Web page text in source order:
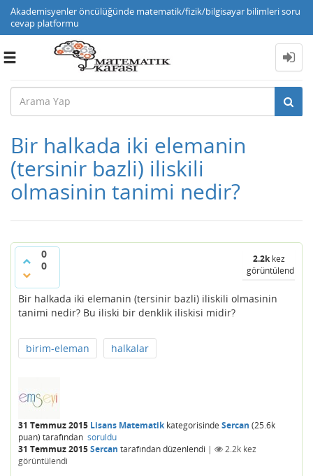
Akademisyenler öncülüğünde matematik/fizik/bilgisayar bilimleri soru
cevap platformu
Toggle
Bir halkada iki elemanin
(tersinir bazli) iliskili
olmasinin tanimi nedir?
0
0
2.2kkez
görüntülendi
Bir halkada iki elemanin (tersinir bazli) iliskili olmasinin
tanimi nedir? Bu iliski bir denklik iliskisi midir?
birim-eleman halkalar
31 Temmuz 2015 Lisans Matematikkategorisinde Sercan (25.6k
puan) tarafından soruldu
31 Temmuz 2015Sercan tarafındandüzenlendi | 2.2k kez
görüntülendi